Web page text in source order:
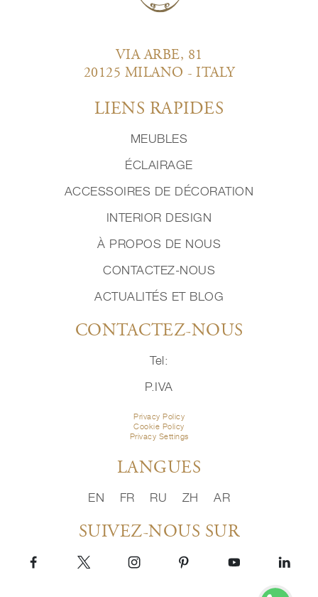
VIA ARBE, 81
20125 MILANO - ITALY
LIENS RAPIDES
MEUBLES
ÉCLAIRAGE
ACCESSOIRES DE DÉCORATION
INTERIOR DESIGN
À PROPOS DE NOUS
CONTACTEZ-NOUS
ACTUALITÉS ET BLOG
CONTACTEZ-NOUS
Tel:
P.IVA
Privacy Policy
Cookie Policy
Privacy Settings
LANGUES
EN FR RU ZH AR
SUIVEZ-NOUS SUR